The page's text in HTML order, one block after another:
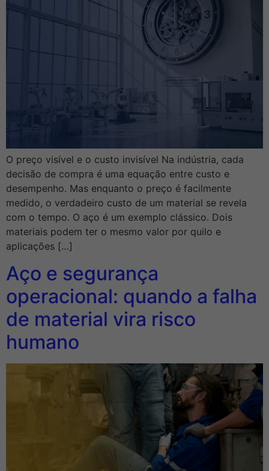
O preço visível e o custo invisível Na indústria, cada
decisão de compra é uma equação entre custo e
desempenho. Mas enquanto o preço é facilmente
medido, o verdadeiro custo de um material se revela
com o tempo. O aço é um exemplo clássico. Dois
materiais podem ter o mesmo valor por quilo e
aplicações […]
Aço e segurança
operacional: quando a falha
de material vira risco
humano